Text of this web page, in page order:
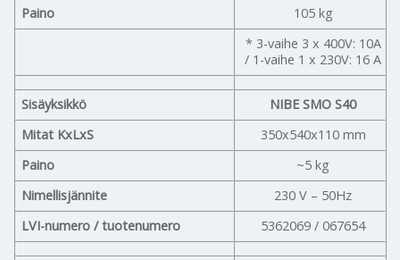
Paino
105 kg
* 3-vaihe 3 x 400V: 10A
/ 1-vaihe 1 x 230V: 16 A
Sisäyksikkö
NIBE SMO S40
Mitat KxLxS
350x540x110 mm
Paino
~5 kg
Nimellisjännite
230 V – 50Hz
LVI-numero / tuotenumero
5362069 / 067654